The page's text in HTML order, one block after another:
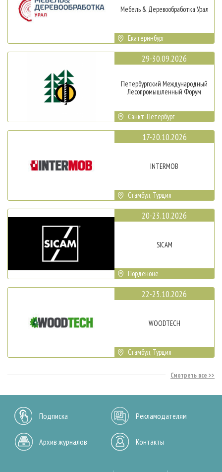
Мебель & Деревообработка Урал
Екатеринбург
29-30.09.2026
Петербургский Международный
Лесопромышленный Форум
Санкт-Петербург
17-20.10.2026
INTERMOB
Стамбул, Турция
20-23.10.2026
SICAM
Порденоне
22-25.10.2026
WOODTECH
Стамбул, Турция
Смотреть все
Подписка Рекламодателям
Архив журналов Контакты